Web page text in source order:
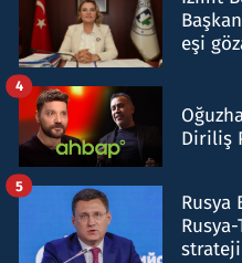
eşi
Diriliş
4
Rusya
5